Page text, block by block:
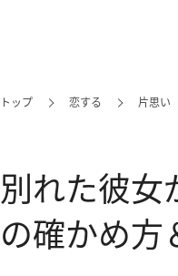
トップ 恋する 片思い
別れた彼
の確かめ方